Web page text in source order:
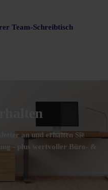
Team-Schreibtisch
an und erhalten Sie
- plus wertvoller Büro- &